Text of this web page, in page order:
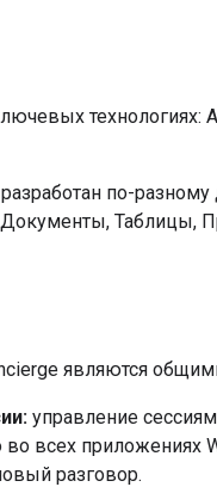
технологиях:
по-
Таблицы,
являются
управление
во всех приложениях
разговор.